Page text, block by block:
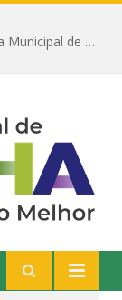
Prefeitura de Prainha, por meio da Secretaria Municipal de Educação, abre 354 vagas na área da Educação para 2025 com processo seletivo simplificado